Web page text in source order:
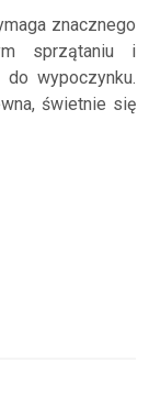
znacznego
sprzątaniu i
do wypoczynku.
świetnie się